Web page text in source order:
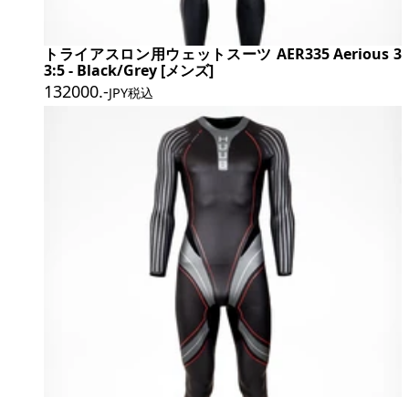
トライアスロン用ウェットスーツ AER335 Aerious 3
3:5 - Black/Grey [メンズ]
132000.-JPY税込